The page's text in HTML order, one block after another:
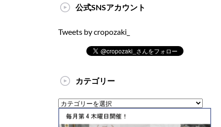
公式SNSアカウント
Tweets by cropozaki_
カテゴリー